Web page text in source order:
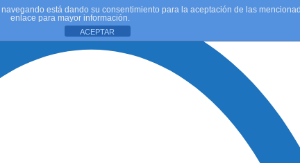
está dando su consentimiento para la aceptación de las
enlace para mayor información.
ACEPTAR